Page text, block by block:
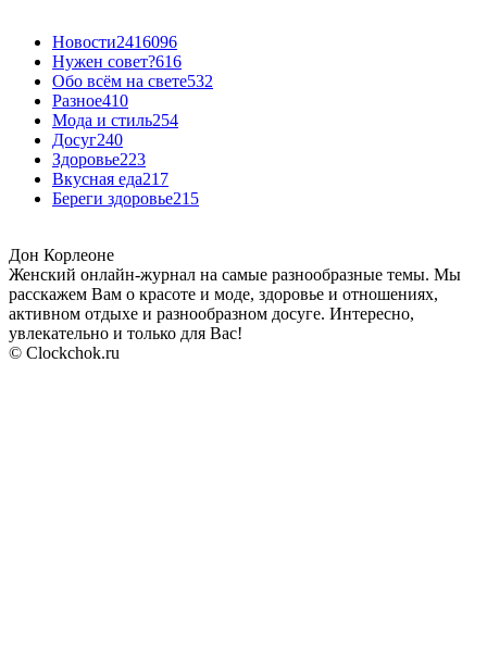
Новости2416096
Нужен совет?616
Обо всём на свете532
Разное410
Мода и стиль254
Досуг240
Здоровье223
Вкусная еда217
Береги здоровье215
Дон Корлеоне
Женский онлайн-журнал на самые разнообразные темы. Мы
расскажем Вам о красоте и моде, здоровье и отношениях,
активном отдыхе и разнообразном досуге. Интересно,
увлекательно и только для Вас!
© Clockchok.ru